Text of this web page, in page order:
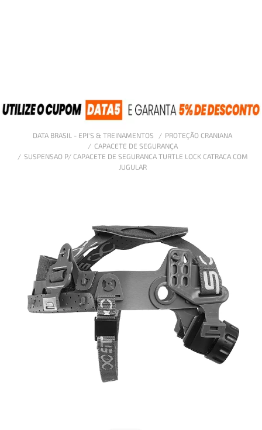
DATA BRASIL - EPI'S & TREINAMENTOS
PROTEÇÃO CRANIANA
CAPACETE DE SEGURANÇA
SUSPENSAO P/ CAPACETE DE SEGURANCA TURTLE LOCK CATRACA COM
JUGULAR